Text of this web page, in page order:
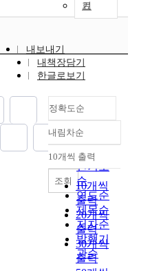
r
o
v
기
내보내기
내책장담기
한글로보기
정확도순
정확도
순
인기도
순
연도순
제목순
저자순
발행기
관순
내림차순
내림차순
10개씩 출력
10개씩
출력
20개씩
출력
30개씩
출력
조회